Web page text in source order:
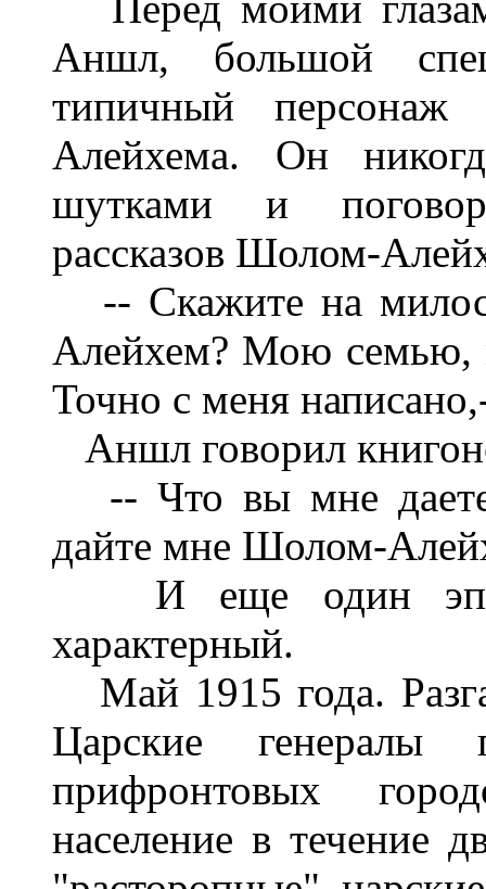
Аншл, большой
типичный
Алейхема. Он
шутками и
рассказов Шолом-
-- Скажите на
Алейхем? Мою семью,
Точно с меня
Аншл говорил
-- Что вы мне
дайте мне Шолом-
И еще один
характерный.
Май 1915 года.
Царские генералы
прифронтовых
население в течение